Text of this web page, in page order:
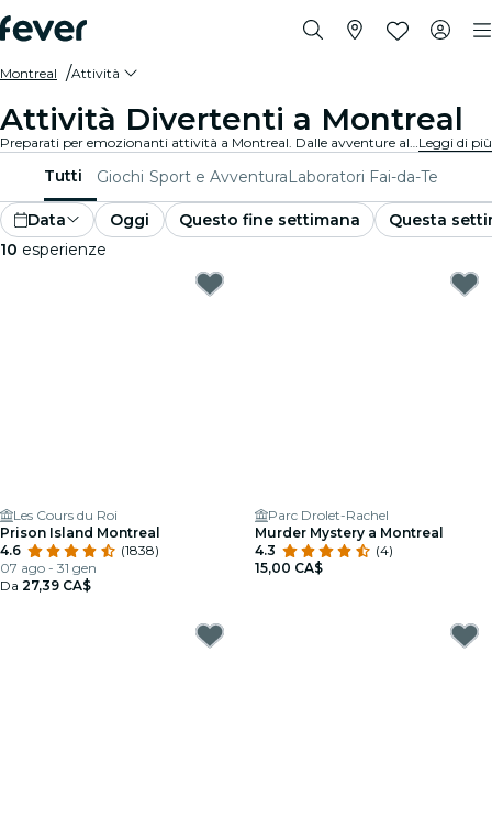
Montreal Attività
Attività Divertenti a Montreal
Preparati per emozionanti attività a Montreal. Dalle avventure all'aperto alle esperienze culturali, scopri i modi migliori per sfruttare al massimo il tuo tempo.Leggi di più
Tutti Giochi Sport e AvventuraLaboratori Fai-da-Te
Data Oggi Questo fine settimana
Questa
10 esperienze
Les Cours du Roi
Prison Island Montreal
4.6
(1838)
07 ago - 31 gen
Da 27,39 CA$
Parc Drolet-Rachel
Murder Mystery a Montreal
4.3
(4)
15,00 CA$